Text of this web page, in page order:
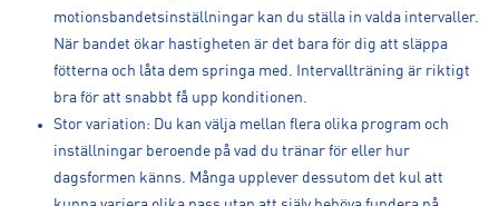
motionsbandetsinställningar kan du ställa in valda intervaller.
När bandet ökar hastigheten är det bara för dig att släppa
fötterna och låta dem springa med. Intervallträning är riktigt
bra för att snabbt få upp konditionen.
Stor variation: Du kan välja mellan flera olika program och
inställningar beroende på vad du tränar för eller hur
dagsformen känns. Många upplever dessutom det kul att